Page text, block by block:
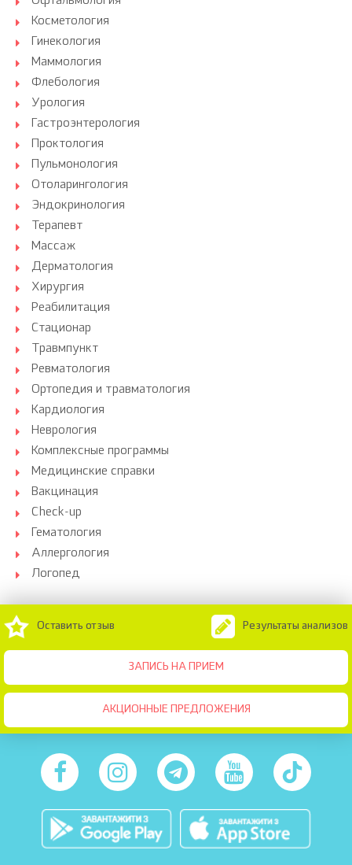
Косметология
Гинекология
Маммология
Флебология
Урология
Гастроэнтерология
Проктология
Пульмонология
Отоларингология
Эндокринология
Терапевт
Массаж
Дерматология
Хирургия
Реабилитация
Стационар
Травмпункт
Ревматология
Ортопедия и травматология
Кардиология
Неврология
Комплексные программы
Медицинские справки
Вакцинация
Check-up
Гематология
Аллергология
Логопед
ЗАПИСЬ НА ПРИЕМ
Оставить отзыв Результаты анализов
АКЦИОННЫЕ ПРЕДЛОЖЕНИЯ